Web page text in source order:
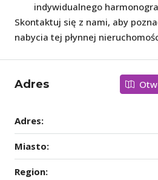
indywidualnego
Skontaktuj się z nami, aby
nabycia tej płynnej
Adres
Adres:
Miasto:
Region: